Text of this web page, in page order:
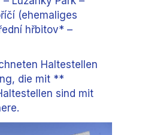
(ehemaliges
hřbitov* –
Haltestellen
die mit **
sind mit